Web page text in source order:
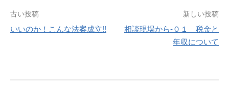
投
稿
古い投稿
いいのか！こんな法案成立!!
新しい投稿
相談現場から-０１ 税金と
年収について